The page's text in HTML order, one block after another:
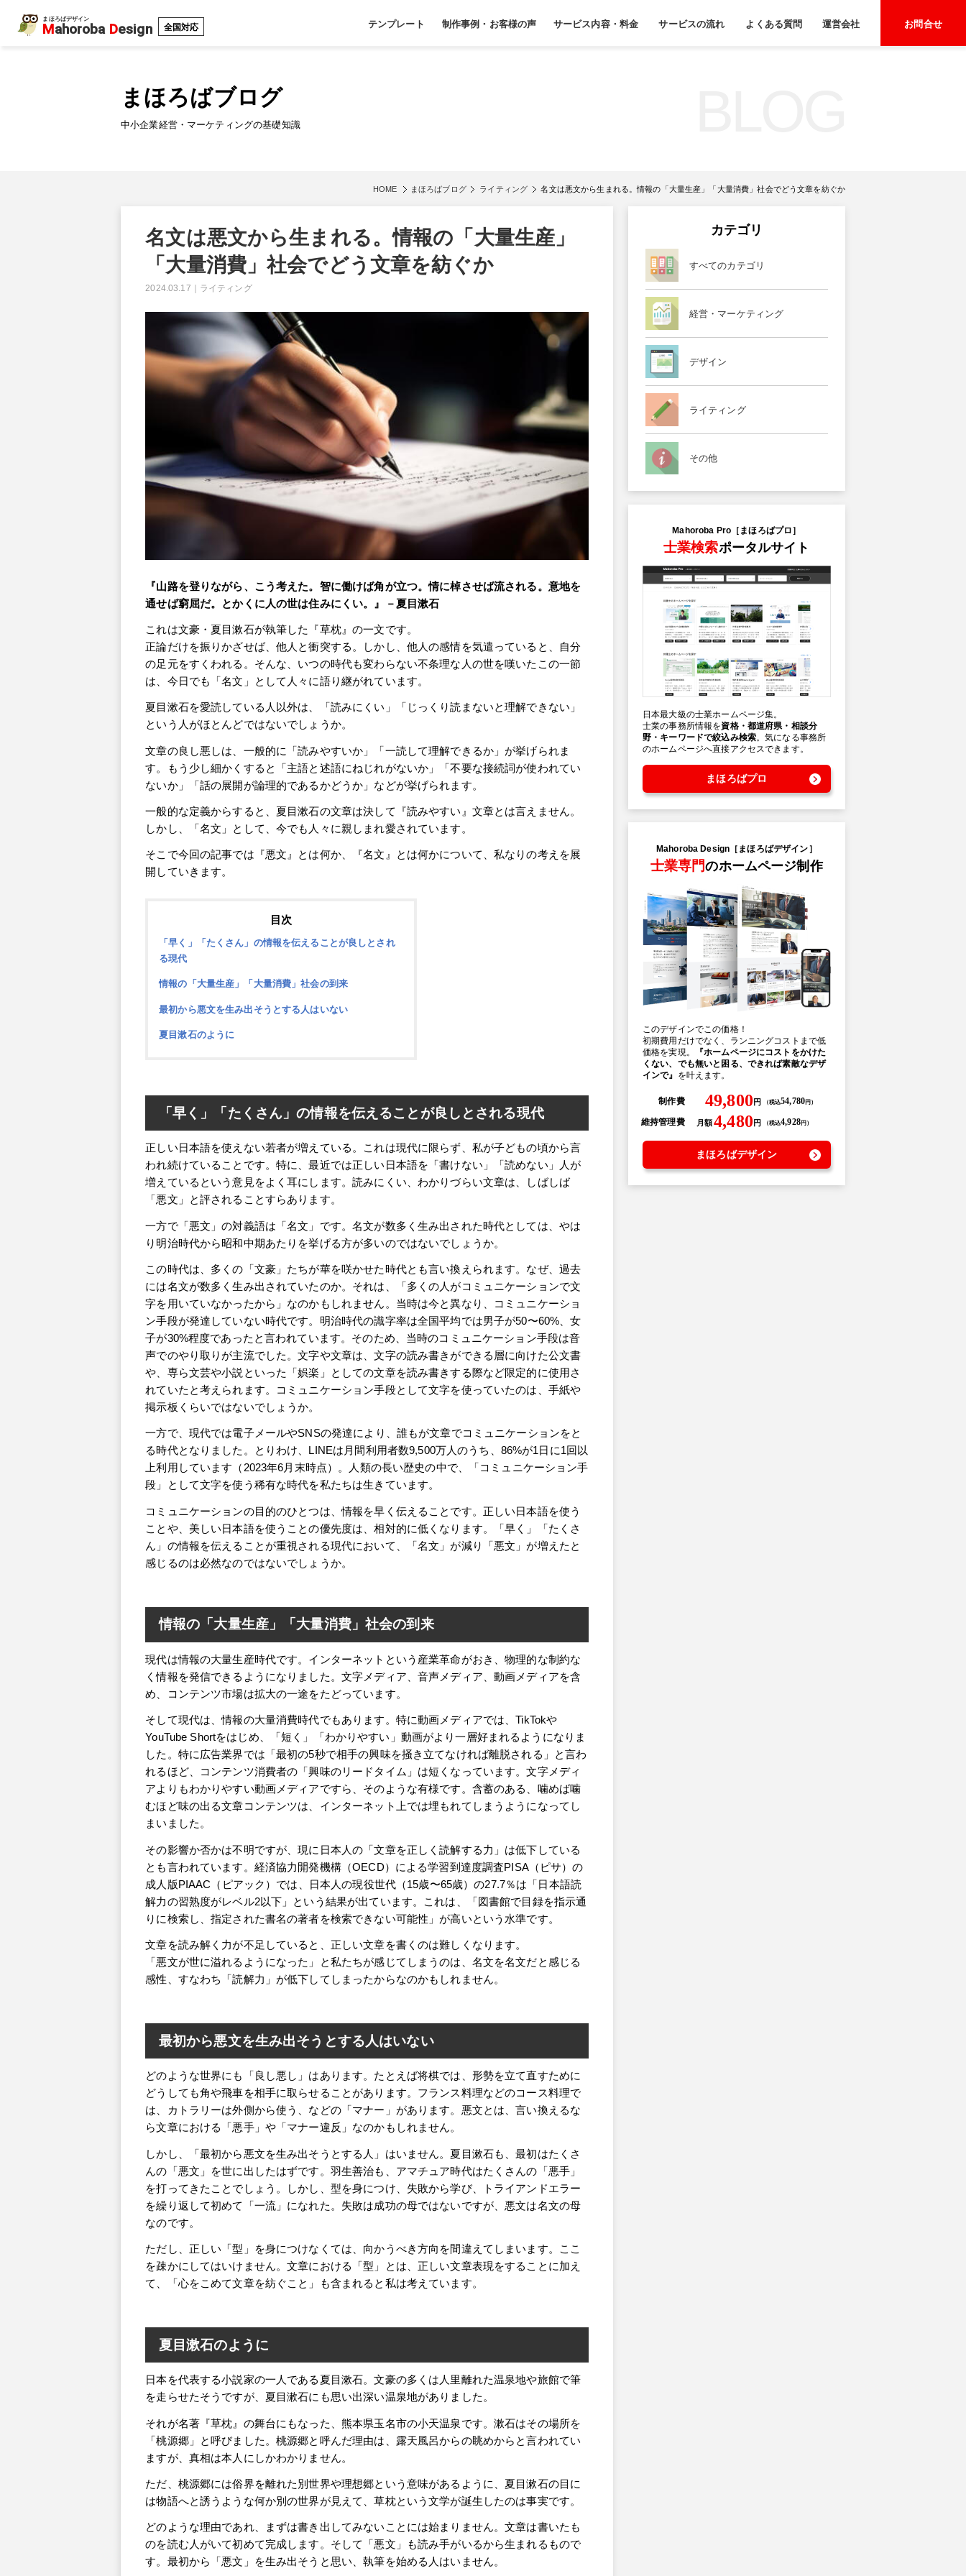
まほろばデザイン
Mahoroba Design 全国対応 テンプレート 制作事例・お客様の声 サービス内容・料金 サービスの流れ よくある質問 運営会社 お問合せ
まほろばブログ
中小企業経営・マーケティングの基礎知識
HOME まほろばブログ ライティング 名文は悪文から生まれる。情報の「大量生産」「大量消費」社会でどう文章を紡ぐか
名文は悪文から生まれる。情報の「大量生産」
「大量消費」社会でどう文章を紡ぐか
2024.03.17 ｜ ライティング
『山路を登りながら、こう考えた。智に働けば角が立つ。情に棹させば流される。意地を
通せば窮屈だ。とかくに人の世は住みにくい。』－夏目漱石
これは文豪・夏目漱石が執筆した『草枕』の一文です。
正論だけを振りかざせば、他人と衝突する。しかし、他人の感情を気遣っていると、自分
の足元をすくわれる。そんな、いつの時代も変わらない不条理な人の世を嘆いたこの一節
は、今日でも「名文」として人々に語り継がれています。
夏目漱石を愛読している人以外は、「読みにくい」「じっくり読まないと理解できない」
という人がほとんどではないでしょうか。
文章の良し悪しは、一般的に「読みやすいか」「一読して理解できるか」が挙げられま
す。もう少し細かくすると「主語と述語にねじれがないか」「不要な接続詞が使われてい
ないか」「話の展開が論理的であるかどうか」などが挙げられます。
一般的な定義からすると、夏目漱石の文章は決して『読みやすい』文章とは言えません。
しかし、「名文」として、今でも人々に親しまれ愛されています。
そこで今回の記事では『悪文』とは何か、『名文』とは何かについて、私なりの考えを展
開していきます。
目次
「早く」「たくさん」の情報を伝えることが良しとされ
る現代
情報の「大量生産」「大量消費」社会の到来
最初から悪文を生み出そうとする人はいない
夏目漱石のように
「早く」「たくさん」の情報を伝えることが良しとされる現代
正しい日本語を使えない若者が増えている。これは現代に限らず、私が子どもの頃から言
われ続けていることです。特に、最近では正しい日本語を「書けない」「読めない」人が
増えているという意見をよく耳にします。読みにくい、わかりづらい文章は、しばしば
「悪文」と評されることすらあります。
一方で「悪文」の対義語は「名文」です。名文が数多く生み出された時代としては、やは
り明治時代から昭和中期あたりを挙げる方が多いのではないでしょうか。
この時代は、多くの「文豪」たちが華を咲かせた時代とも言い換えられます。なぜ、過去
には名文が数多く生み出されていたのか。それは、「多くの人がコミュニケーションで文
字を用いていなかったから」なのかもしれません。当時は今と異なり、コミュニケーショ
ン手段が発達していない時代です。明治時代の識字率は全国平均では男子が50〜60%、女
子が30%程度であったと言われています。そのため、当時のコミュニケーション手段は音
声でのやり取りが主流でした。文字や文章は、文字の読み書きができる層に向けた公文書
や、専ら文芸や小説といった「娯楽」としての文章を読み書きする際など限定的に使用さ
れていたと考えられます。コミュニケーション手段として文字を使っていたのは、手紙や
掲示板くらいではないでしょうか。
一方で、現代では電子メールやSNSの発達により、誰もが文章でコミュニケーションをと
る時代となりました。とりわけ、LINEは月間利用者数9,500万人のうち、86%が1日に1回以
上利用しています（2023年6月末時点）。人類の長い歴史の中で、「コミュニケーション手
段」として文字を使う稀有な時代を私たちは生きています。
コミュニケーションの目的のひとつは、情報を早く伝えることです。正しい日本語を使う
ことや、美しい日本語を使うことの優先度は、相対的に低くなります。「早く」「たくさ
ん」の情報を伝えることが重視される現代において、「名文」が減り「悪文」が増えたと
感じるのは必然なのではないでしょうか。
情報の「大量生産」「大量消費」社会の到来
現代は情報の大量生産時代です。インターネットという産業革命がおき、物理的な制約な
く情報を発信できるようになりました。文字メディア、音声メディア、動画メディアを含
め、コンテンツ市場は拡大の一途をたどっています。
そして現代は、情報の大量消費時代でもあります。特に動画メディアでは、TikTokや
YouTube Shortをはじめ、「短く」「わかりやすい」動画がより一層好まれるようになりま
した。特に広告業界では「最初の5秒で相手の興味を掻き立てなければ離脱される」と言わ
れるほど、コンテンツ消費者の「興味のリードタイム」は短くなっています。文字メディ
アよりもわかりやすい動画メディアですら、そのような有様です。含蓄のある、噛めば噛
むほど味の出る文章コンテンツは、インターネット上では埋もれてしまうようになってし
まいました。
その影響か否かは不明ですが、現に日本人の「文章を正しく読解する力」は低下している
とも言われています。経済協力開発機構（OECD）による学習到達度調査PISA（ピサ）の
成人版PIAAC（ピアック）では、日本人の現役世代（15歳〜65歳）の27.7％は「日本語読
解力の習熟度がレベル2以下」という結果が出ています。これは、「図書館で目録を指示通
りに検索し、指定された書名の著者を検索できない可能性」が高いという水準です。
文章を読み解く力が不足していると、正しい文章を書くのは難しくなります。
「悪文が世に溢れるようになった」と私たちが感じてしまうのは、名文を名文だと感じる
感性、すなわち「読解力」が低下してしまったからなのかもしれません。
最初から悪文を生み出そうとする人はいない
どのような世界にも「良し悪し」はあります。たとえば将棋では、形勢を立て直すために
どうしても角や飛車を相手に取らせることがあります。フランス料理などのコース料理で
は、カトラリーは外側から使う、などの「マナー」があります。悪文とは、言い換えるな
ら文章における「悪手」や「マナー違反」なのかもしれません。
しかし、「最初から悪文を生み出そうとする人」はいません。夏目漱石も、最初はたくさ
んの「悪文」を世に出したはずです。羽生善治も、アマチュア時代はたくさんの「悪手」
を打ってきたことでしょう。しかし、型を身につけ、失敗から学び、トライアンドエラー
を繰り返して初めて「一流」になれた。失敗は成功の母ではないですが、悪文は名文の母
なのです。
ただし、正しい「型」を身につけなくては、向かうべき方向を間違えてしまいます。ここ
を疎かにしてはいけません。文章における「型」とは、正しい文章表現をすることに加え
て、「心をこめて文章を紡ぐこと」も含まれると私は考えています。
夏目漱石のように
日本を代表する小説家の一人である夏目漱石。文豪の多くは人里離れた温泉地や旅館で筆
を走らせたそうですが、夏目漱石にも思い出深い温泉地がありました。
それが名著『草枕』の舞台にもなった、熊本県玉名市の小天温泉です。漱石はその場所を
「桃源郷」と呼びました。桃源郷と呼んだ理由は、露天風呂からの眺めからと言われてい
ますが、真相は本人にしかわかりません。
ただ、桃源郷には俗界を離れた別世界や理想郷という意味があるように、夏目漱石の目に
は物語へと誘うような何か別の世界が見えて、草枕という文学が誕生したのは事実です。
どのような理由であれ、まずは書き出してみないことには始まりません。文章は書いたも
のを読む人がいて初めて完成します。そして「悪文」も読み手がいるから生まれるもので
す。最初から「悪文」を生み出そうと思い、執筆を始める人はいません。
カテゴリ
すべてのカテゴリ
経営・マーケティング
デザイン
ライティング
その他
Mahoroba Pro［まほろばプロ］
士業検索ポータルサイト
日本最大級の士業ホームページ集。
士業の事務所情報を資格・都道府県・相談分
野・キーワードで絞込み検索。気になる事務所
のホームページへ直接アクセスできます。
まほろばプロ
Mahoroba Design［まほろばデザイン］
士業専門のホームページ制作
このデザインでこの価格！
初期費用だけでなく、ランニングコストまで低
価格を実現。
『ホームページにコストをかけた
くない、でも無いと困る、できれば素敵なデザ
インで』 を叶えます。
制作費 49,800 円 （税込54,780円 ）
維持管理費 月額4,480 円 （税込4,928円 ）
まほろばデザイン